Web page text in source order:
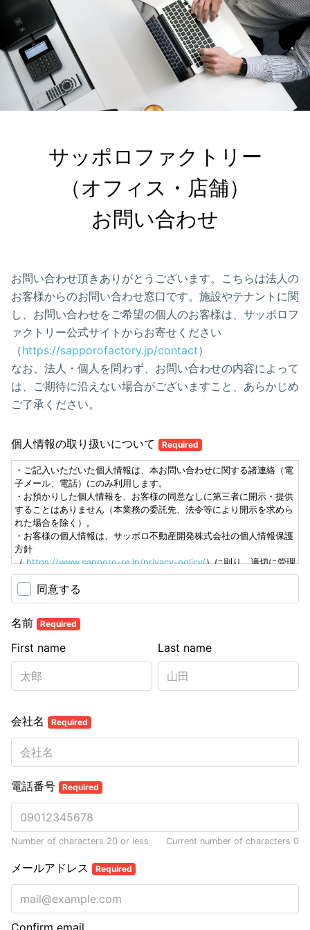
サッポロファクトリー
（オフィス・店舗）
お問い合わせ
お問い合わせ頂きありがとうございます。こちらは法人の
お客様からのお問い合わせ窓口です。施設やテナントに関
し、お問い合わせをご希望の個人のお客様は、サッポロフ
ァクトリー公式サイトからお寄せください
（https://sapporofactory.jp/contact）
なお、法人・個人を問わず、お問い合わせの内容によって
は、ご期待に沿えない場合がございますこと、あらかじめ
ご了承ください。
個人情報の取り扱いについて Required
・ご記入いただいた個人情報は、本お問い合わせに関する諸連絡（電
子メール、電話）にのみ利用します。
・お預かりした個人情報を、お客様の同意なしに第三者に開示・提供
することはありません（本業務の委託先、法令等により開示を求めら
れた場合を除く）。
・お客様の個人情報は、サッポロ不動産開発株式会社の個人情報保護
方針
（https://www.sapporo-re.jp/privacy-policy/）に則り、適切に管理
します。
・本お問い合わせの対応完了後、速やかにデータの削除を行います。
同意する
名前 Required
Last name
First name
会社名 Required
電話番号 Required
Number of characters 20 or less Current number of characters 0
メールアドレス Required
Confirm email